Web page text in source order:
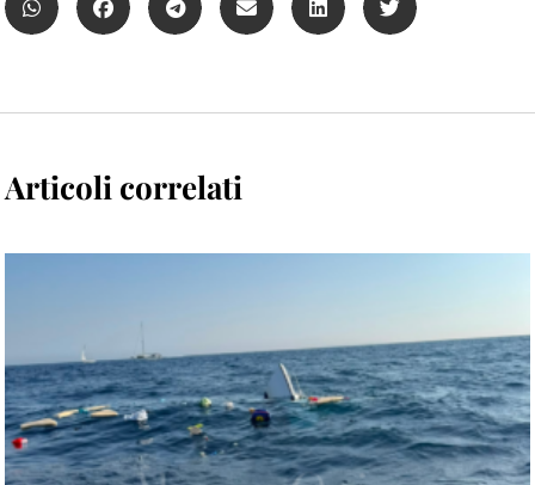
Articoli correlati